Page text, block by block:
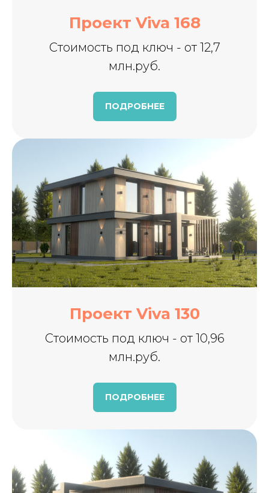
Проект Viva 168
Стоимость под ключ - от 12,7
млн.руб.
ПОДРОБНЕЕ
Проект Viva 130
Стоимость под ключ - от 10,96
млн.руб.
ПОДРОБНЕЕ